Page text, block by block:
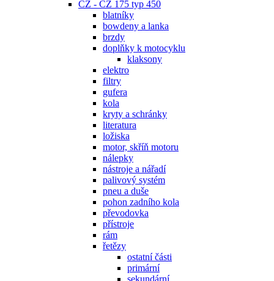
ČZ - ČZ 175 typ 450
blatníky
bowdeny a lanka
brzdy
doplňky k motocyklu
klaksony
elektro
filtry
gufera
kola
kryty a schránky
literatura
ložiska
motor, skříň motoru
nálepky
nástroje a nářadí
palivový systém
pneu a duše
pohon zadního kola
převodovka
přístroje
rám
řetězy
ostatní části
primární
sekundární